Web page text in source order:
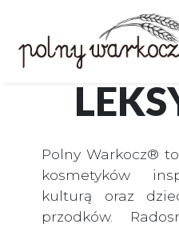
Polny Warkocz®
kosmetyków
kulturą oraz
przodków.